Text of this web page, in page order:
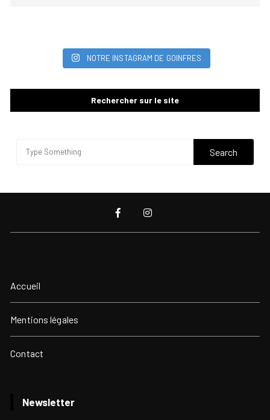
NOTRE INSTAGRAM DE GOINFRES
Rechercher sur le site
Accueil
Mentions légales
Contact
Newsletter